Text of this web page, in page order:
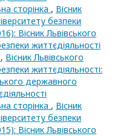
сторінка , Вісник
безпеки
Вісник Львівського
життєдіяльності
, Вісник Львівського
життєдіяльності:
державного
сторінка , Вісник
безпеки
Вісник Львівського